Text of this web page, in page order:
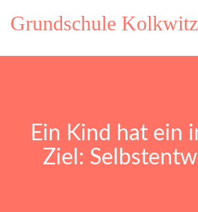
Grundschule Kolkwitz
Ein Kind hat ein
Ziel: